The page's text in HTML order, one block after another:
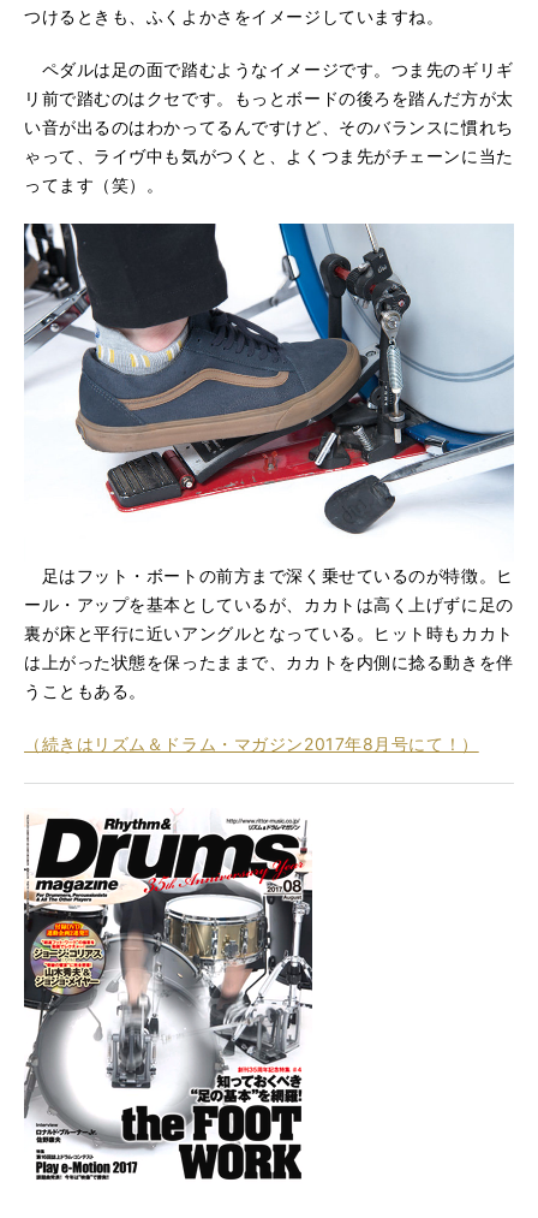
つけるときも、ふくよかさをイメージしていますね。
ペダルは足の面で踏むようなイメージです。つま先のギリギ
リ前で踏むのはクセです。もっとボードの後ろを踏んだ方が太
い音が出るのはわかってるんですけど、そのバランスに慣れち
ゃって、ライヴ中も気がつくと、よくつま先がチェーンに当た
ってます（笑）。
足はフット・ボートの前方まで深く乗せているのが特徴。ヒ
ール・アップを基本としているが、カカトは高く上げずに足の
裏が床と平行に近いアングルとなっている。ヒット時もカカト
は上がった状態を保ったままで、カカトを内側に捻る動きを伴
うこともある。
（続きはリズム＆ドラム・マガジン2017年8月号にて！）